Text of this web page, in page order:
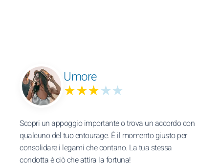
Umore
★★★★★
Scopri un appoggio importante o trova un accordo con
qualcuno del tuo entourage. È il momento giusto per
consolidare i legami che contano. La tua stessa
condotta è ciò che attira la fortuna!